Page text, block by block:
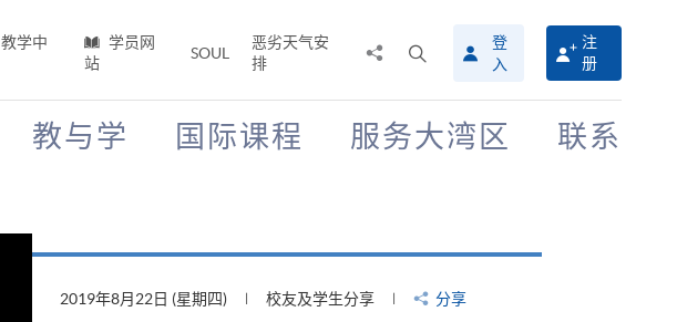
教学中
学员网
站
SOUL
恶劣天气安
排
搜
寻
介
登
入
注
册
教与学 国际课程 服务大湾区 联系
2019年8月22日 (星期四) 校友及学生分享 分享